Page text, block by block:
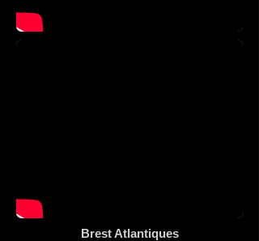
Brest Atlantiques